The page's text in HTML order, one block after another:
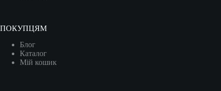
ПОКУПЦЯМ
Блог
Каталог
Мій кошик